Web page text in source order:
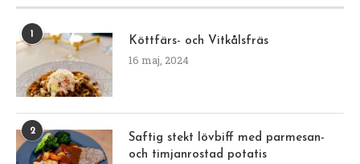
1
Köttfärs- och Vitkålsfräs
16 maj, 2024
2
Saftig stekt lövbiff med parmesan-
och timjanrostad potatis